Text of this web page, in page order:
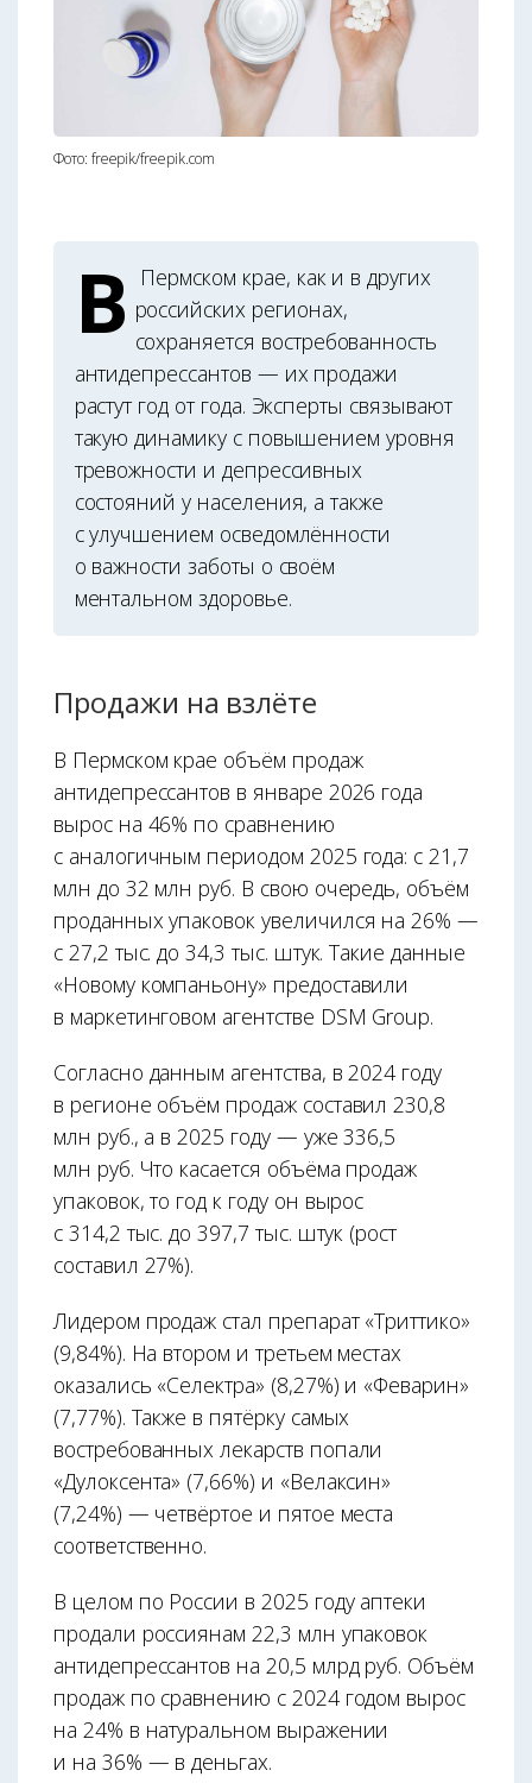
Фото: freepik/freepik.com
В
Пермском крае, как и в других
российских регионах,
сохраняется востребованность
антидепрессантов — их продажи
растут год от года. Эксперты связывают
такую динамику с повышением уровня
тревожности и депрессивных
состояний у населения, а также
с улучшением осведомлённости
о важности заботы о своём
ментальном здоровье.
Продажи на взлёте
В Пермском крае объём продаж
антидепрессантов в январе 2026 года
вырос на 46% по сравнению
с аналогичным периодом 2025 года: с 21,7
млн до 32 млн руб. В свою очередь, объём
проданных упаковок увеличился на 26% —
с 27,2 тыс. до 34,3 тыс. штук. Такие данные
«Новому компаньону» предоставили
в маркетинговом агентстве DSM Group.
Согласно данным агентства, в 2024 году
в регионе объём продаж составил 230,8
млн руб., а в 2025 году — уже 336,5
млн руб. Что касается объёма продаж
упаковок, то год к году он вырос
с 314,2 тыс. до 397,7 тыс. штук (рост
составил 27%).
Лидером продаж стал препарат «Триттико»
(9,84%). На втором и третьем местах
оказались «Селектра» (8,27%) и «Феварин»
(7,77%). Также в пятёрку самых
востребованных лекарств попали
«Дулоксента» (7,66%) и «Велаксин»
(7,24%) — четвёртое и пятое места
соответственно.
В целом по России в 2025 году аптеки
продали россиянам 22,3 млн упаковок
антидепрессантов на 20,5 млрд руб. Объём
продаж по сравнению с 2024 годом вырос
на 24% в натуральном выражении
и на 36% — в деньгах.